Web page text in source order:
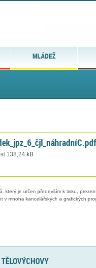
MLÁDEŽ
138,24 kB
který je určen především k tisku,
v mnoha kancelářských a grafických